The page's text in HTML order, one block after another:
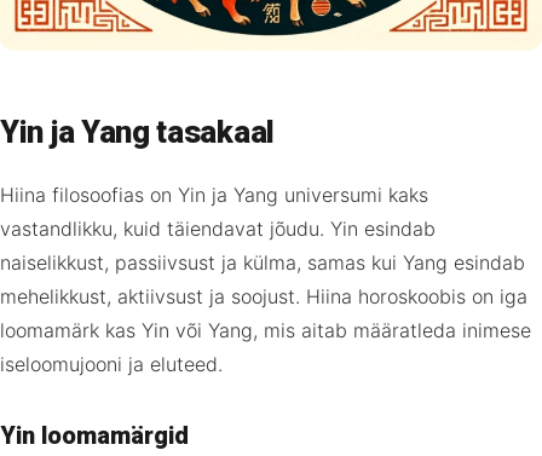
Yin ja Yang tasakaal
Hiina filosoofias on Yin ja Yang universumi kaks
vastandlikku, kuid täiendavat jõudu. Yin esindab
naiselikkust, passiivsust ja külma, samas kui Yang esindab
mehelikkust, aktiivsust ja soojust. Hiina horoskoobis on iga
loomamärk kas Yin või Yang, mis aitab määratleda inimese
iseloomujooni ja eluteed.
Yin loomamärgid